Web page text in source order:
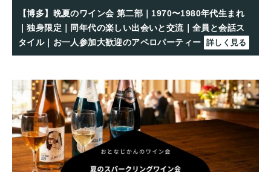
【博多】晩夏のワイン会 第二部｜1970〜1980年代生まれ
｜独身限定｜同年代の楽しい出会いと交流｜全員と会話ス
タイル｜お一人参加大歓迎のアペロパーティー 詳しく見る